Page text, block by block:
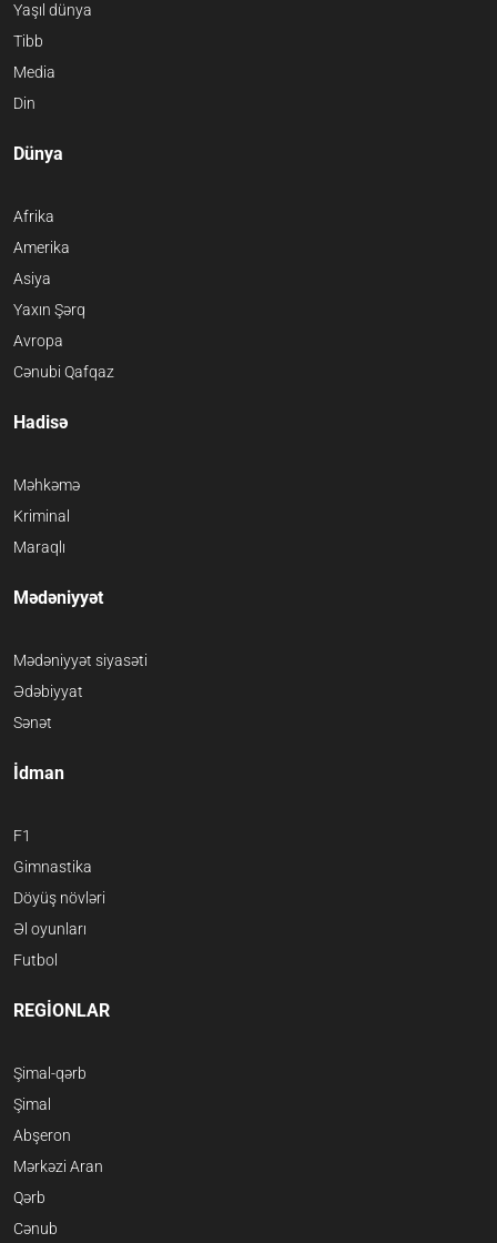
Yaşıl dünya
Tibb
Media
Din
Dünya
Afrika
Amerika
Asiya
Yaxın Şərq
Avropa
Cənubi Qafqaz
Hadisə
Məhkəmə
Kriminal
Maraqlı
Mədəniyyət
Mədəniyyət siyasəti
Ədəbiyyat
Sənət
İdman
F1
Gimnastika
Döyüş növləri
Əl oyunları
Futbol
REGİONLAR
Şimal-qərb
Şimal
Abşeron
Mərkəzi Aran
Qərb
Cənub